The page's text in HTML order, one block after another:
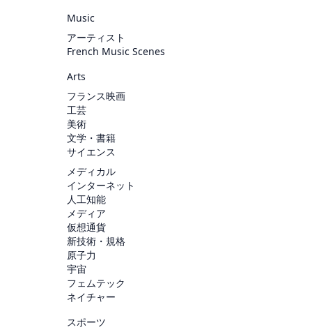
Music
アーティスト
French Music Scenes
Arts
フランス映画
工芸
美術
文学・書籍
サイエンス
メディカル
インターネット
人工知能
メディア
仮想通貨
新技術・規格
原子力
宇宙
フェムテック
ネイチャー
スポーツ